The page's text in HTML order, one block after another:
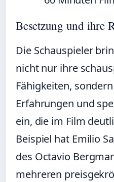
Besetzung und ihre
Die Schauspieler
nicht nur ihre
Fähigkeiten,
Erfahrungen und
ein, die im Film
Beispiel hat Emilio
des Octavio
mehreren